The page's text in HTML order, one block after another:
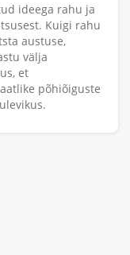
ideega rahu ja
Kuigi rahu
austuse,
välja
et
põhiõiguste